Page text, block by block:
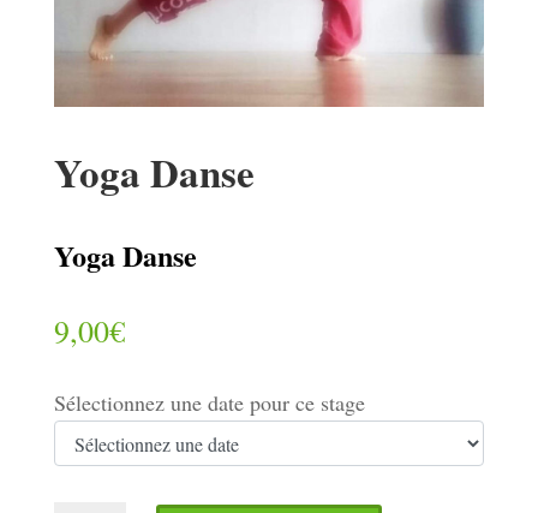
Yoga Danse
Yoga Danse
9,00€
Sélectionnez une date pour ce stage